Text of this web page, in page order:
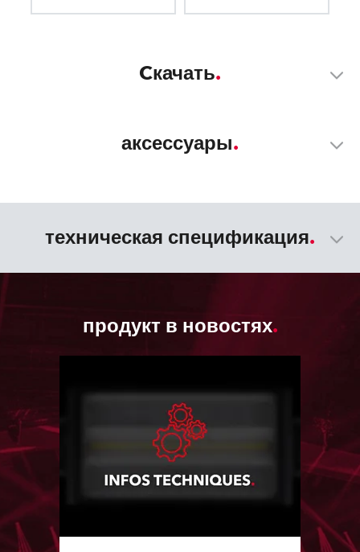
Cкачать
аксессуары
техническая спецификация
продукт в новостях